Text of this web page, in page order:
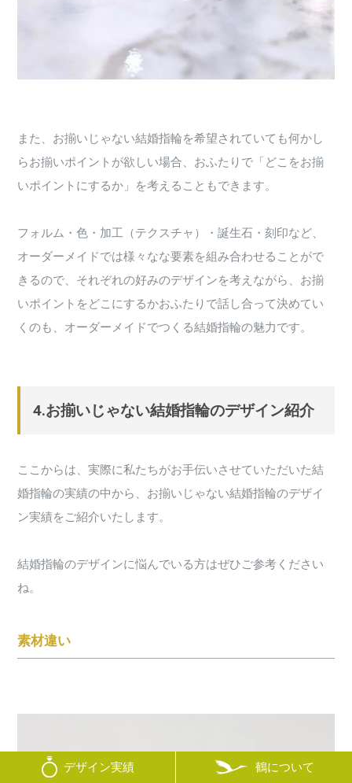
デザイン実績 鶴について
また、お揃いじゃない結婚指輪を希望されていても何かし
らお揃いポイントが欲しい場合、おふたりで「どこをお揃
いポイントにするか」を考えることもできます。
フォルム・色・加工（テクスチャ）・誕生石・刻印など、
オーダーメイドでは様々なな要素を組み合わせることがで
きるので、それぞれの好みのデザインを考えながら、お揃
いポイントをどこにするかおふたりで話し合って決めてい
くのも、オーダーメイドでつくる結婚指輪の魅力です。
4.お揃いじゃない結婚指輪のデザイン紹介
ここからは、実際に私たちがお手伝いさせていただいた結
婚指輪の実績の中から、お揃いじゃない結婚指輪のデザイ
ン実績をご紹介いたします。
結婚指輪のデザインに悩んでいる方はぜひご参考ください
ね。
素材違い